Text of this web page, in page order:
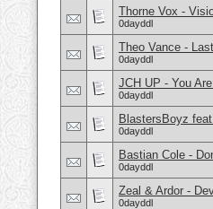
Thorne Vox -
0dayddl
Theo Vance -
0dayddl
JCH UP - You
0dayddl
BlastersBoyz
0dayddl
Bastian Cole -
0dayddl
Zeal & Ardor -
0dayddl